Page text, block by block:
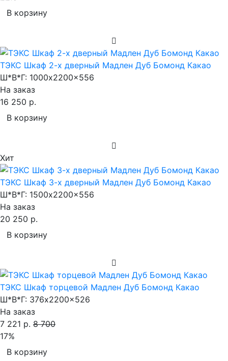
В корзину
ТЭКС Шкаф 2-х дверный Мадлен Дуб Бомонд Какао
Ш*В*Г: 1000x2200x556
На заказ
16 250 р.
В корзину
Хит
ТЭКС Шкаф 3-х дверный Мадлен Дуб Бомонд Какао
Ш*В*Г: 1500x2200x556
На заказ
20 250 р.
В корзину
ТЭКС Шкаф торцевой Мадлен Дуб Бомонд Какао
Ш*В*Г: 376x2200x526
На заказ
7 221 р. 8 700
17%
В корзину